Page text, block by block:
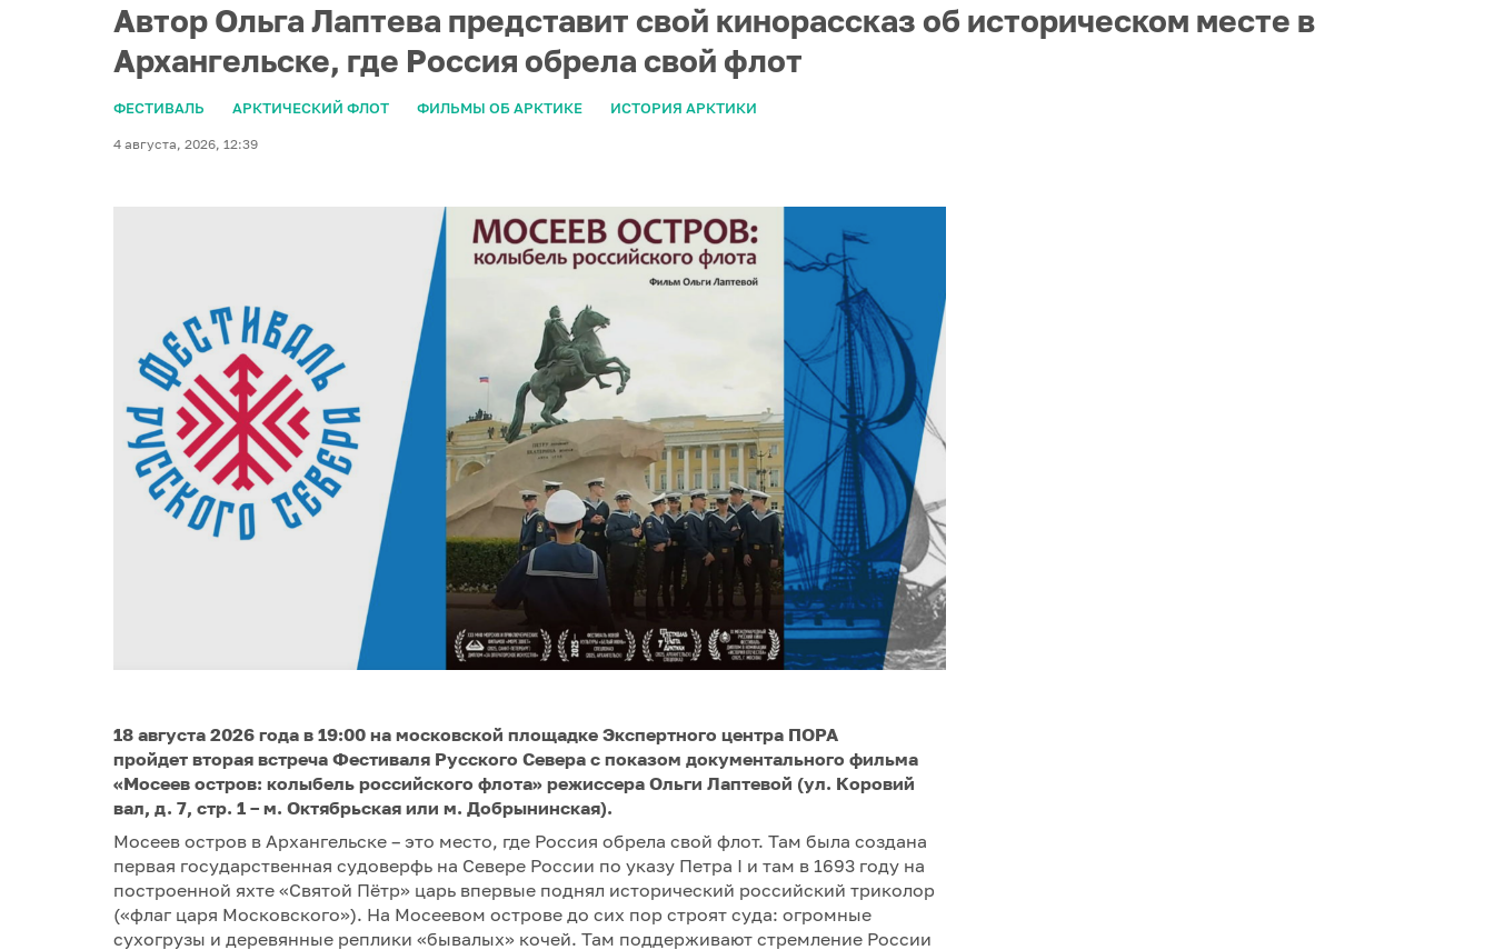
Автор Ольга Лаптева представит свой кинорассказ об историческом месте в
Архангельске, где Россия обрела свой флот
ФЕСТИВАЛЬ АРКТИЧЕСКИЙ ФЛОТ ФИЛЬМЫ ОБ АРКТИКЕ ИСТОРИЯ АРКТИКИ
4 августа, 2026, 12:39
18 августа 2026 года в 19:00 на московской площадке Экспертного центра ПОРА
пройдет вторая встреча Фестиваля Русского Севера с показом документального фильма
«Мосеев остров: колыбель российского флота» режиссера Ольги Лаптевой (ул. Коровий
вал, д. 7, стр. 1 – м. Октябрьская или м. Добрынинская).
Мосеев остров в Архангельске – это место, где Россия обрела свой флот. Там была создана
первая государственная судоверфь на Севере России по указу Петра I и там в 1693 году на
построенной яхте «Святой Пётр» царь впервые поднял исторический российский триколор
(«флаг царя Московского»). На Мосеевом острове до сих пор строят суда: огромные
сухогрузы и деревянные реплики «бывалых» кочей. Там поддерживают стремление России